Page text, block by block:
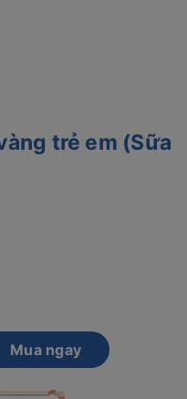
trẻ em (Sữa
Mua ngay